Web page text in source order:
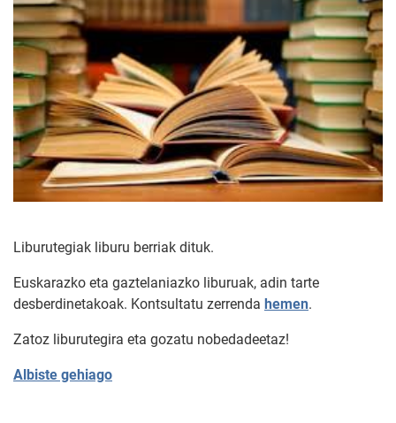
Liburutegiak liburu berriak dituk.
Euskarazko eta gaztelaniazko liburuak, adin tarte
desberdinetakoak. Kontsultatu zerrenda hemen.
Zatoz liburutegira eta gozatu nobedadeetaz!
Albiste gehiago